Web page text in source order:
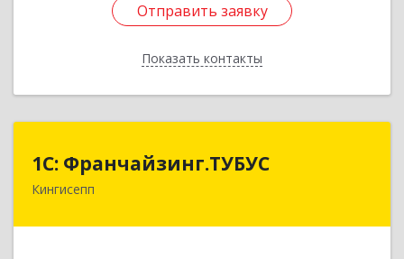
Отправить заявку
Показать контакты
Отправить заявку
Назад
1С: Франчайзинг.ТУБУС
Кингисепп
1С: Франчайзинг.ТУБУС